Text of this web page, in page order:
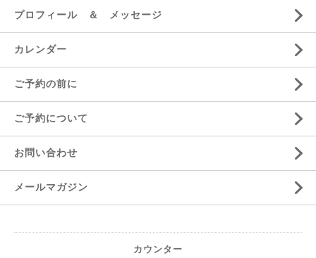
プロフィール ＆ メッセージ
カレンダー
ご予約の前に
ご予約について
お問い合わせ
メールマガジン
カウンター